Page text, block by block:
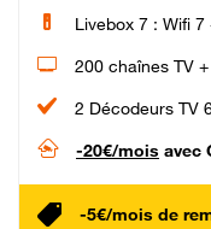
Livebox 7 : Wifi
200 chaînes TV +
2 Décodeurs TV
-20€/mois avec
-5€/mois de